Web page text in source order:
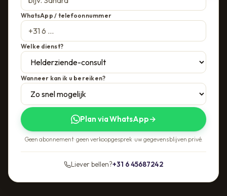
WhatsApp / telefoonnummer
Welke dienst?
Wanneer kan ik u bereiken?
Plan via WhatsApp→
Geen abonnement · geen verkoopgesprek · uw gegevens blijven privé.
Liever bellen?+31 6 45687242